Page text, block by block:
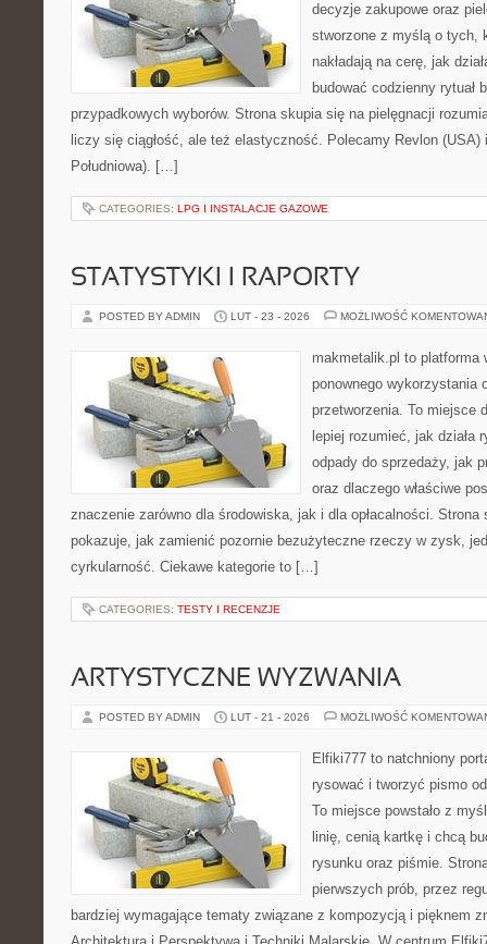
decyzje zakupowe oraz
stworzone z myślą o tych,
nakładają na cerę, jak
budować codzienny rytuał
przypadkowych wyborów. Strona skupia się na pielęgnacji
liczy się ciągłość, ale też elastyczność. Polecamy Revlon (USA)
Południowa). […]
CATEGORIES: LPG I INSTALACJE GAZOWE
STATYSTYKI I RAPORTY
POSTED BY ADMIN LUT - 23 - 2026 MOŻLIWOŚĆ
makmetalik.pl to platforma
ponownego wykorzystania
przetworzenia. To miejsce
lepiej rozumieć, jak działa
odpady do sprzedaży, jak
oraz dlaczego właściwe
znaczenie zarówno dla środowiska, jak i dla opłacalności.
pokazuje, jak zamienić pozornie bezużyteczne rzeczy w zysk,
cyrkularność. Ciekawe kategorie to […]
CATEGORIES: TESTY I RECENZJE
ARTYSTYCZNE WYZWANIA
POSTED BY ADMIN LUT - 21 - 2026 MOŻLIWOŚĆ
Elfiki777 to natchniony
rysować i tworzyć pismo
To miejsce powstało z
linię, cenią kartkę i chcą
rysunku oraz piśmie.
pierwszych prób, przez
bardziej wymagające tematy związane z kompozycją i pięknem